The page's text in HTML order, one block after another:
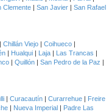
Clemente | San Javier | San Rafael
| Chillán Viejo | Coihueco |
| Hualqui | Laja | Las Trancas |
| Quillón | San Pedro de la Paz |
| Curacautín | Curarrehue | Freire
| Nueva Imperial | Padre Las